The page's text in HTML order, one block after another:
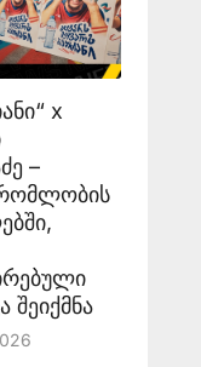
x
–
შეიქმნა